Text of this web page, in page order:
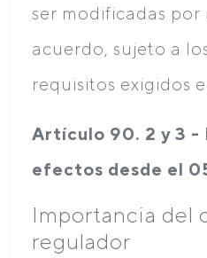
ser modificadas por
acuerdo, sujeto a
requisitos exigidos
Artículo 90. 2 y 3 -
efectos desde el
Importancia del
regulador